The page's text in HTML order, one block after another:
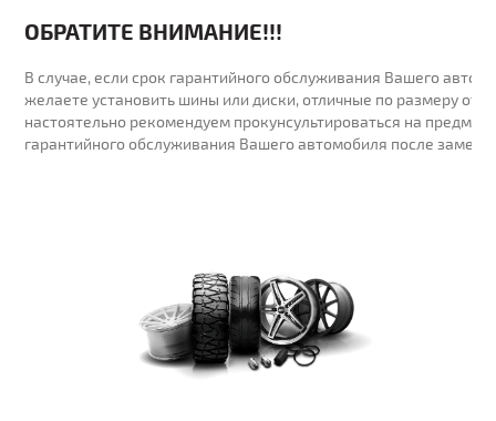
ОБРАТИТЕ ВНИМАНИЕ!!!
В случае, если срок гарантийного обслуживания Вашего
желаете установить шины или диски, отличные по размеру от
настоятельно рекомендуем прокунсультироваться на предмет
гарантийного обслуживания Вашего автомобиля после